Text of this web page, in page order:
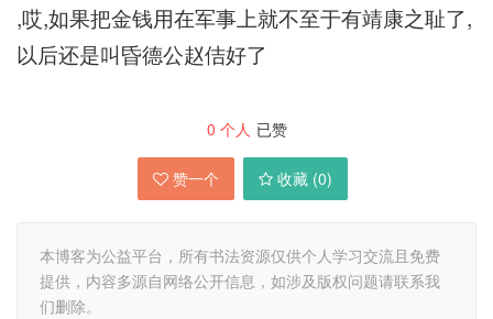
,哎,如果把金钱用在军事上就不至于有靖康之耻了,
以后还是叫昏德公赵佶好了
0 个人 已赞
赞一个 收藏 (0)
本博客为公益平台，所有书法资源仅供个人学习交流且免费
提供，内容多源自网络公开信息，如涉及版权问题请联系我
们删除。